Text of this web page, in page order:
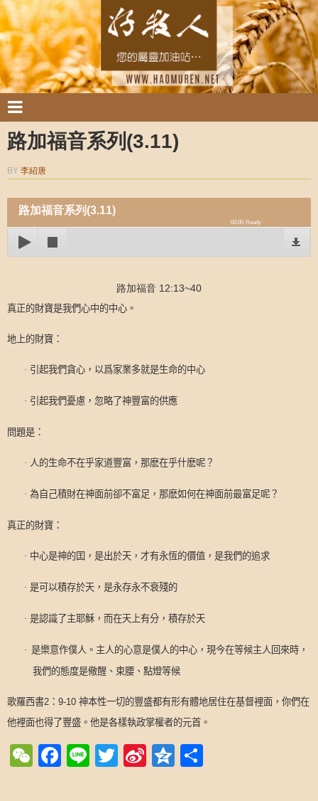
路加福音系列(3.11)
BY 李紹唐
路加福音系列(3.11)
00:00 Ready
路加福音 12:13~40
真正的財寶是我們心中的中心。
地上的財寶：
· 引起我們貪心， 以爲家業多就是生命的中心
· 引起我們憂慮，忽略了神豐富的供應
問題是：
· 人的生命不在乎家道豐富，那麽在乎什麽呢？
· 為自己積財在神面前卻不富足，那麽如何在神面前最富足呢？
真正的財寶：
· 中心是神的囯，是出於天，才有永恆的價值，是我們的追求
· 是可以積存於天，是永存永不衰殘的
· 是認識了主耶穌，而在天上有分，積存於天
· 是樂意作僕人。主人的心意是僕人的中心，現今在等候主人回來時，
我們的態度是儆醒、束腰、點燈等候
歌羅西書2 ： 9-10 神本性一切的豐盛都有形有體地居住在基督裡面，你們在
他裡面也得了豐盛。他是各樣執政掌權者的元首。
WeChat
Facebook
LineTwitter
SinaQzone